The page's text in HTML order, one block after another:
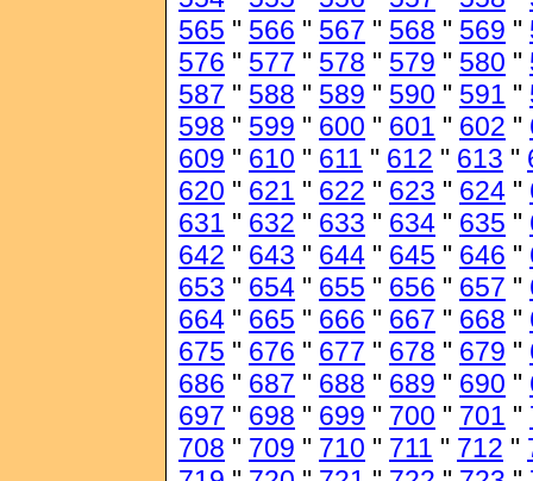
565 " 566 " 567 " 568 " 569 "
576 " 577 " 578 " 579 " 580 "
587 " 588 " 589 " 590 " 591 "
598 " 599 " 600 " 601 " 602 "
609 " 610 " 611 " 612 " 613 "
620 " 621 " 622 " 623 " 624 "
631 " 632 " 633 " 634 " 635 "
642 " 643 " 644 " 645 " 646 "
653 " 654 " 655 " 656 " 657 "
664 " 665 " 666 " 667 " 668 "
675 " 676 " 677 " 678 " 679 "
686 " 687 " 688 " 689 " 690 "
697 " 698 " 699 " 700 " 701 "
708 " 709 " 710 " 711 " 712 "